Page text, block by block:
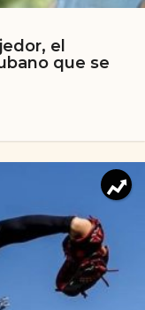
el
que se